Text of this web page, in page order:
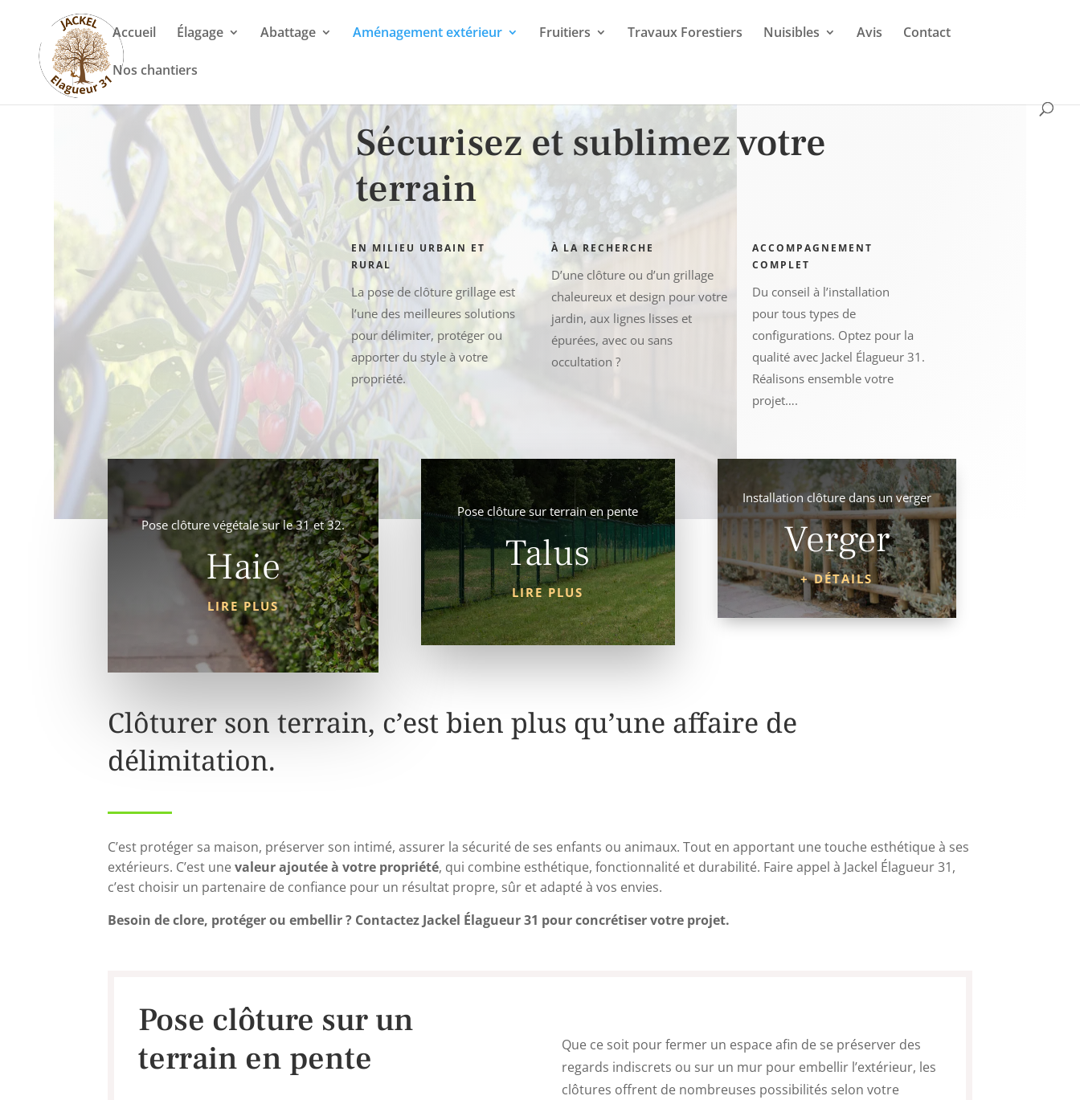
Accueil Élagage Abattage Aménagement extérieur Fruitiers Travaux Forestiers Nuisibles Avis Contact
Nos chantiers
Sécurisez et sublimez votre
terrain
EN MILIEU URBAIN ET
RURAL
La pose de clôture grillage est
l’une des meilleures solutions
pour délimiter, protéger ou
apporter du style à votre
propriété.
À LA RECHERCHE
D’une clôture ou d’un grillage
chaleureux et design pour votre
jardin, aux lignes lisses et
épurées, avec ou sans
occultation?
ACCOMPAGNEMENT
COMPLET
Du conseil à l’installation
pour tous types de
configurations. Optez pour la
qualité avec Jackel Élagueur 31.
Réalisons ensemble votre
projet….
Pose clôture végétale sur le 31 et 32.
Haie
LIRE PLUS
Pose clôture sur terrain en pente
Talus
LIRE PLUS
Installation clôture dans un verger
Verger
+ DÉTAILS
Clôturer son terrain, c’est bien plus qu’une affaire de
délimitation.
C’est protéger sa maison, préserver son intimé, assurer la sécurité de ses enfants ou animaux. Tout en apportant une touche esthétique à ses
extérieurs. C’est unevaleur ajoutée à votre propriété, qui combine esthétique, fonctionnalité et durabilité. Faire appel à Jackel Élagueur 31,
c’est choisir un partenaire de confiance pour un résultat propre, sûr et adapté à vos envies.
Besoin de clore, protéger ou embellir ? Contactez Jackel Élagueur 31 pour concrétiser votre projet.
Pose clôture sur un
terrain en pente
Que ce soit pour fermer un espace afin de se préserver des
regards indiscrets ou sur un mur pour embellir l’extérieur, les
clôtures offrent de nombreuses possibilités selon votre